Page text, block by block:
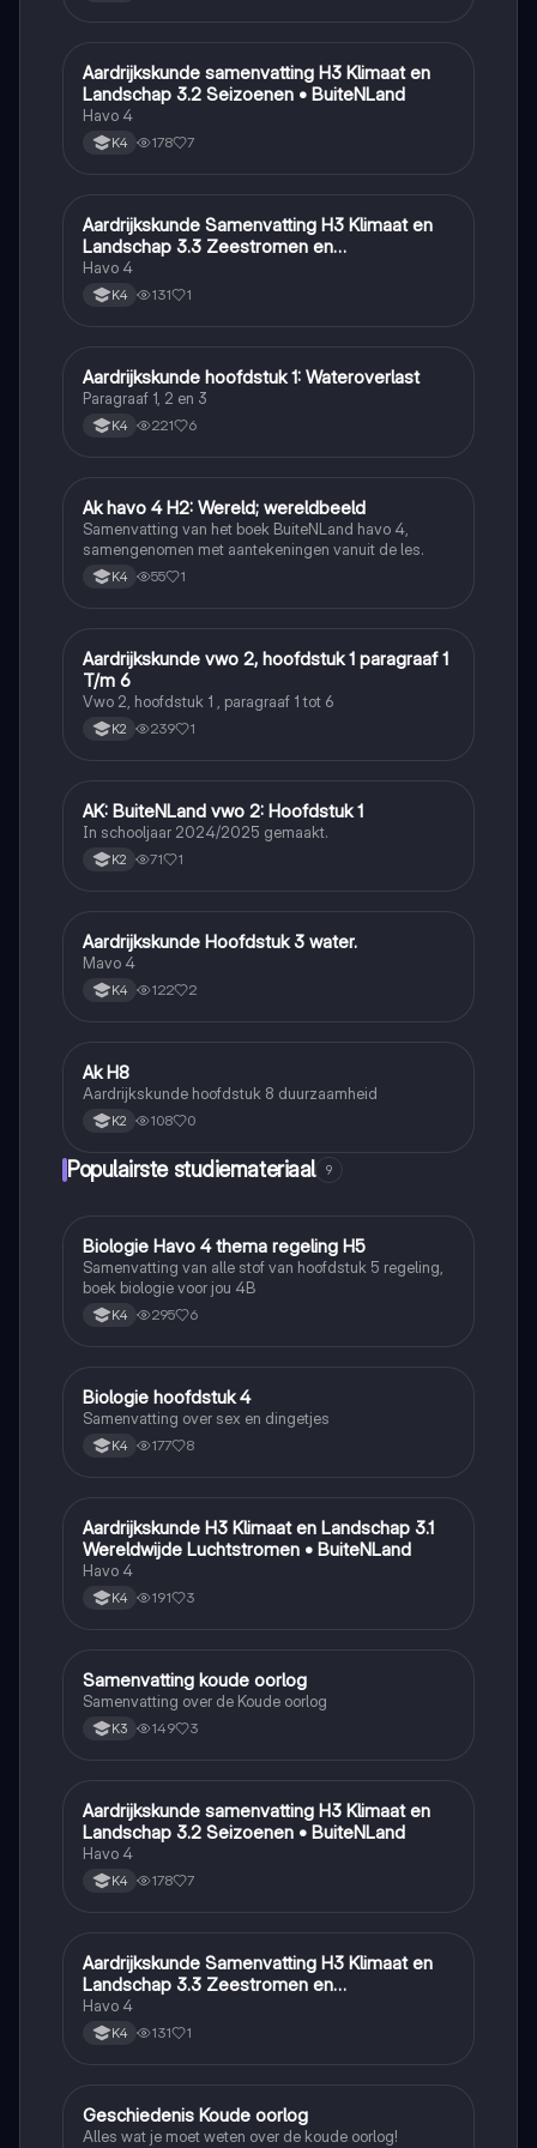
Aardrijkskunde
Aardrijkskunde samenvatting H3 Klimaat en
Landschap 3.2 Seizoenen • BuiteNLand
Havo 4
K4 178 7
Aardrijkskunde
Aardrijkskunde Samenvatting H3 Klimaat en
Landschap 3.3 Zeestromen en
Klimaatgebieden • BuiteNLand
Havo 4
K4 131 1
Aardrijkskunde
Aardrijkskunde hoofdstuk 1: Wateroverlast
Paragraaf 1, 2 en 3
K4 221 6
Aardrijkskunde
Ak havo 4 H2: Wereld; wereldbeeld
Samenvatting van het boek BuiteNLand havo 4,
samengenomen met aantekeningen vanuit de les.
K4 55 1
Aardrijkskunde
Aardrijkskunde vwo 2, hoofdstuk 1 paragraaf 1
T/m 6
Vwo 2, hoofdstuk 1 , paragraaf 1 tot 6
K2 239 1
Aardrijkskunde
AK: BuiteNLand vwo 2: Hoofdstuk 1
In schooljaar 2024/2025 gemaakt.
K2 71 1
Aardrijkskunde
Aardrijkskunde Hoofdstuk 3 water.
Mavo 4
K4 122 2
Aardrijkskunde
Ak H8
Aardrijkskunde hoofdstuk 8 duurzaamheid
K2 108 0
Populairste studiemateriaal 9
Biologie
Biologie Havo 4 thema regeling H5
Samenvatting van alle stof van hoofdstuk 5 regeling,
boek biologie voor jou 4B
K4 295 6
Biologie
Biologie hoofdstuk 4
Samenvatting over sex en dingetjes
K4 177 8
Aardrijkskunde
Aardrijkskunde H3 Klimaat en Landschap 3.1
Wereldwijde Luchtstromen • BuiteNLand
Havo 4
K4 191 3
Geschiedenis
Samenvatting koude oorlog
Samenvatting over de Koude oorlog
K3 149 3
Aardrijkskunde
Aardrijkskunde samenvatting H3 Klimaat en
Landschap 3.2 Seizoenen • BuiteNLand
Havo 4
K4 178 7
Aardrijkskunde
Aardrijkskunde Samenvatting H3 Klimaat en
Landschap 3.3 Zeestromen en
Klimaatgebieden • BuiteNLand
Havo 4
K4 131 1
Geschiedenis
Geschiedenis Koude oorlog
Alles wat je moet weten over de koude oorlog!